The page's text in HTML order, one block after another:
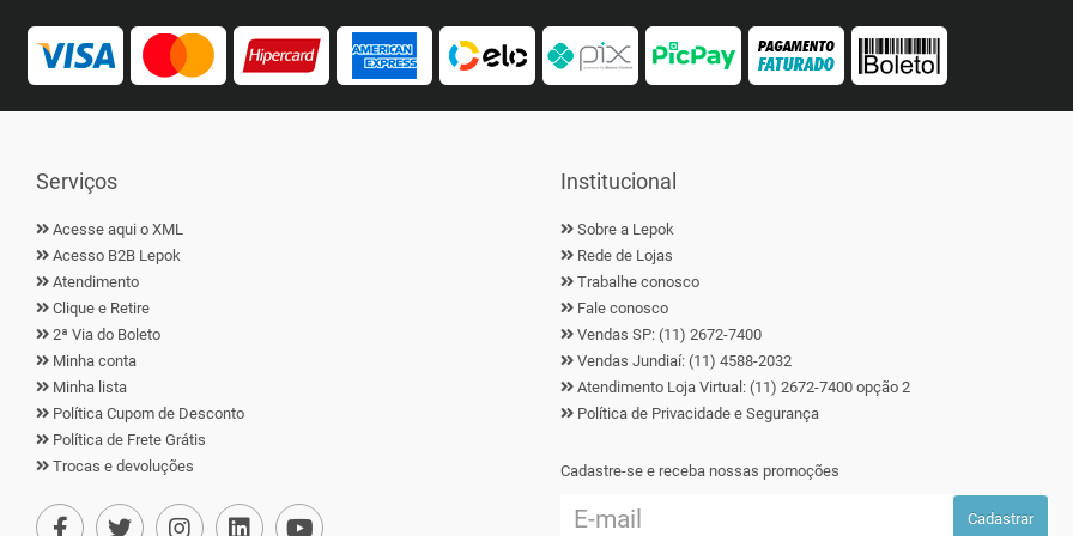
Serviços
Acesse aqui o XML
Acesso B2B Lepok
Atendimento
Clique e Retire
2ª Via do Boleto
Minha conta
Minha lista
Política Cupom de Desconto
Política de Frete Grátis
Trocas e devoluções
Institucional
Sobre a Lepok
Rede de Lojas
Trabalhe conosco
Fale conosco
Vendas SP: (11) 2672-7400
Vendas Jundiaí: (11) 4588-2032
Atendimento Loja Virtual: (11) 2672-7400 opção 2
Política de Privacidade e Segurança
Cadastre-se e receba nossas promoções
Cadastrar